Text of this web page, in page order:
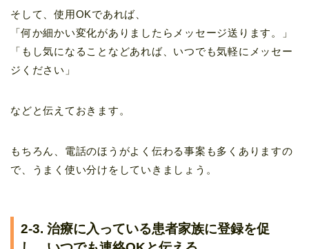
そして、使用OKであれば、
「何か細かい変化がありましたらメッセージ送ります。」
「もし気になることなどあれば、いつでも気軽にメッセー
ジください」
などと伝えておきます。
もちろん、電話のほうがよく伝わる事案も多くありますの
で、うまく使い分けをしていきましょう。
2-3. 治療に入っている患者家族に登録を促